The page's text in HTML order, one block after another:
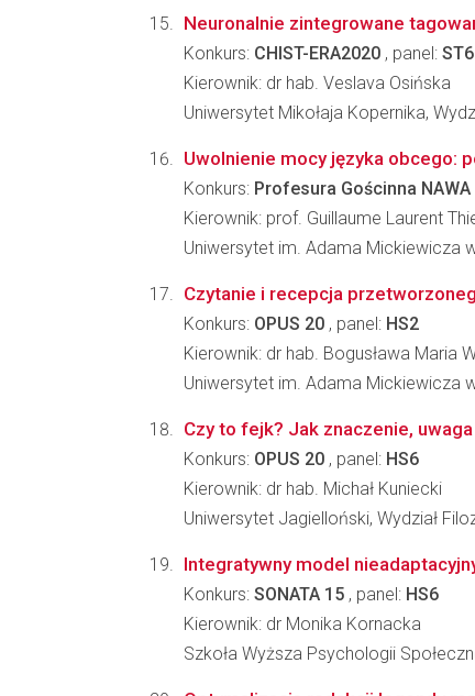
Neuronalnie zintegrowane
Konkurs: CHIST-ERA2020 , panel: ST6
Kierownik: dr hab. Veslava Osińska
Uniwersytet Mikołaja Kopernika,
Uwolnienie mocy języka obcego:
Konkurs: Profesura Gościnna NAWA
Kierownik: prof. Guillaume Laurent
Uniwersytet im. Adama Mickiewicza
Czytanie i recepcja
Konkurs: OPUS 20 , panel: HS2
Kierownik: dr hab. Bogusława Maria
Uniwersytet im. Adama Mickiewicza
Czy to fejk? Jak znaczenie,
Konkurs: OPUS 20 , panel: HS6
Kierownik: dr hab. Michał Kuniecki
Uniwersytet Jagielloński, Wydział
Integratywny model
Konkurs: SONATA 15 , panel: HS6
Kierownik: dr Monika Kornacka
Szkoła Wyższa Psychologii